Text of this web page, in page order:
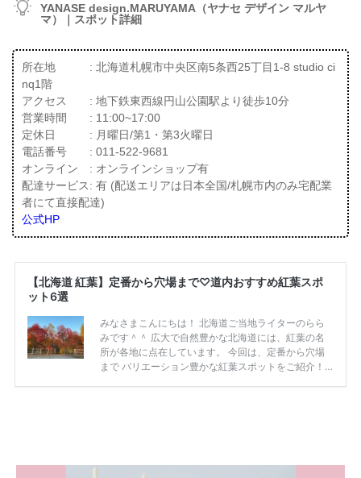
YANASE design.MARUYAMA（ヤナセ デザイン マルヤ
マ）｜スポット詳細
所在地 : 北海道札幌市中央区南5条西25丁目1-8 studio ci
nq1階
アクセス : 地下鉄東西線円山公園駅より徒歩10分
営業時間 : 11:00~17:00
定休日 : 月曜日/第1・第3火曜日
電話番号 : 011-522-9681
オンライン : オンラインショップ有
配達サービス: 有 (配送エリアは日本全国/札幌市内のみ宅配業
者にて直接配達)
公式HP